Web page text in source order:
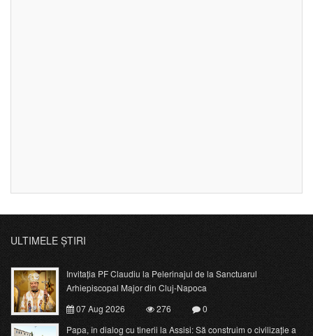
ULTIMELE ȘTIRI
Invitația PF Claudiu la Pelerinajul de la Sanctuarul
Arhiepiscopal Major din Cluj-Napoca
07 Aug 2026
276
0
Papa, în dialog cu tinerii la Assisi: Să construim o civilizație a